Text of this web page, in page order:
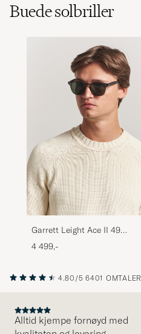
Buede solbriller
Garrett Leight Ace II 49
Sunglasses Black Glass
4 499,-
4.80/5 6401 OMTALER
Alltid kjempe fornøyd med